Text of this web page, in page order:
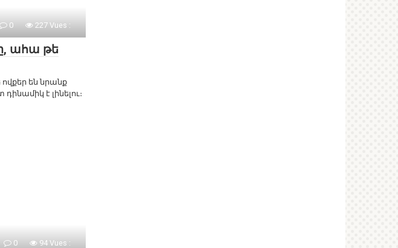
0 227 Vues :
ահա թե
են նրանք
է լինելու։
0 94 Vues :